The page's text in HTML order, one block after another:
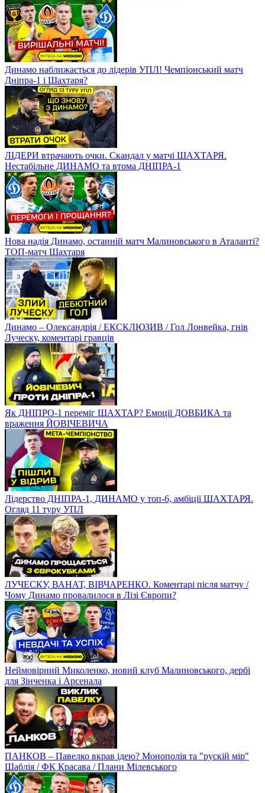
Динамо наближається до лідерів УПЛ! Чемпіонський матч
Дніпра-1 і Шахтаря?
ЛІДЕРИ втрачають очки. Скандал у матчі ШАХТАРЯ.
Нестабільне ДИНАМО та втома ДНІПРА-1
Нова надія Динамо, останній матч Малиновського в Аталанті?
ТОП-матч Шахтаря
Динамо – Олександрія / ЕКСКЛЮЗИВ / Гол Лонвейка, гнів
Луческу, коментарі гравців
Як ДНІПРО-1 переміг ШАХТАР? Емоції ДОВБИКА та
враження ЙОВІЧЕВИЧА
Лідерство ДНІПРА-1, ДИНАМО у топ-6, амбіції ШАХТАРЯ.
Огляд 11 туру УПЛ
ЛУЧЕСКУ, ВАНАТ, ВІВЧАРЕНКО. Коментарі після матчу /
Чому Динамо провалилося в Лізі Європи?
Неймовірний Миколенко, новий клуб Малиновського, дербі
для Зінченка і Арсенала
ПАНКОВ – Павелко вкрав ідею? Монополія та "рускій мір"
Шаблія / ФК Красава / Плани Мілевського